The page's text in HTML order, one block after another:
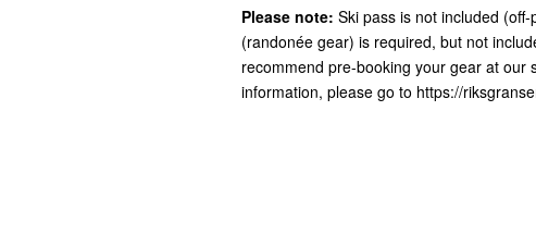
Please note: Ski pass is not included
(randonée gear) is required, but not
recommend pre-booking your gear at
information, please go to https://